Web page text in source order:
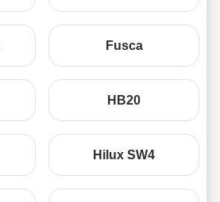
Fusca
HB20
Hilux SW4